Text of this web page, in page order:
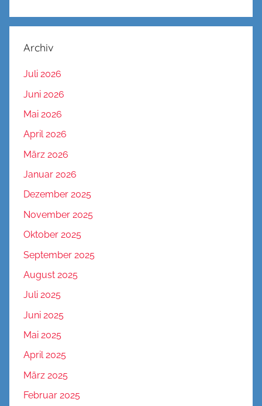
Archiv
Juli 2026
Juni 2026
Mai 2026
April 2026
März 2026
Januar 2026
Dezember 2025
November 2025
Oktober 2025
September 2025
August 2025
Juli 2025
Juni 2025
Mai 2025
April 2025
März 2025
Februar 2025